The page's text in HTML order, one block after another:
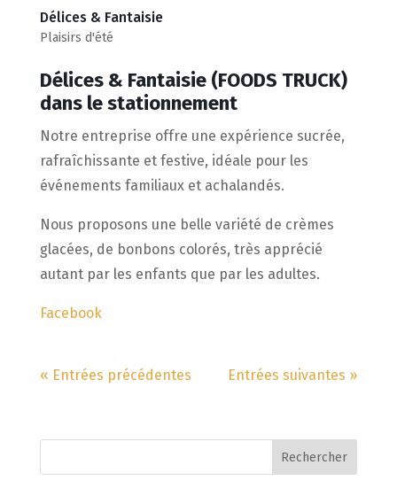
Délices & Fantaisie
Plaisirs d'été
Délices & Fantaisie (FOODS TRUCK)
dans le stationnement
Notre entreprise offre une expérience sucrée,
rafraîchissante et festive, idéale pour les
événements familiaux et achalandés.
Nous proposons une belle variété de crèmes
glacées, de bonbons colorés, très apprécié
autant par les enfants que par les adultes.
Facebook
« Entrées précédentes Entrées suivantes »
Rechercher